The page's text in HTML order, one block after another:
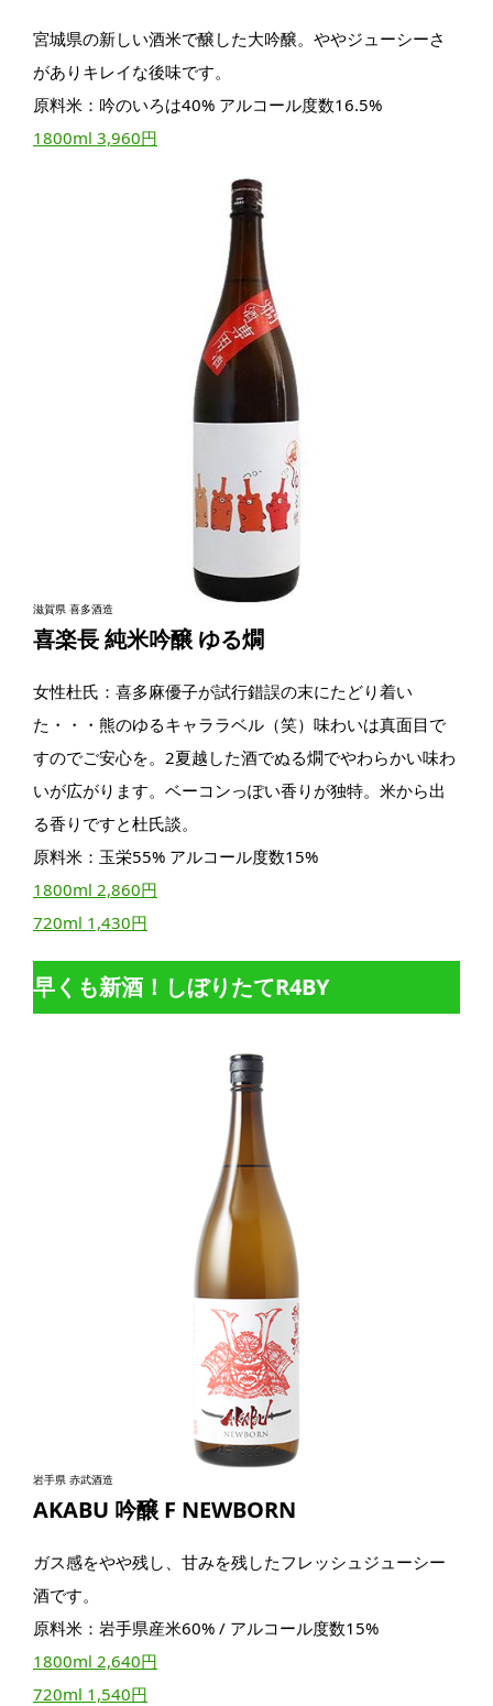
宮城県の新しい酒米で醸した大吟醸。ややジューシーさ
がありキレイな後味です。
原料米：吟のいろは40% アルコール度数16.5%
1800ml 3,960円
滋賀県 喜多酒造
喜楽長 純米吟醸 ゆる燗
女性杜氏：喜多麻優子が試行錯誤の末にたどり着い
た・・・熊のゆるキャララベル（笑）味わいは真面目で
すのでご安心を。2夏越した酒でぬる燗でやわらかい味わ
いが広がります。ベーコンっぽい香りが独特。米から出
る香りですと杜氏談。
原料米：玉栄55% アルコール度数15%
1800ml 2,860円
720ml 1,430円
早くも新酒！しぼりたてR4BY
岩手県 赤武酒造
AKABU 吟醸 F NEWBORN
ガス感をやや残し、甘みを残したフレッシュジューシー
酒です。
原料米：岩手県産米60% / アルコール度数15%
1800ml 2,640円
720ml 1,540円